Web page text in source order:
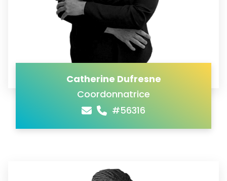
Catherine Dufresne
Coordonnatrice
#56316